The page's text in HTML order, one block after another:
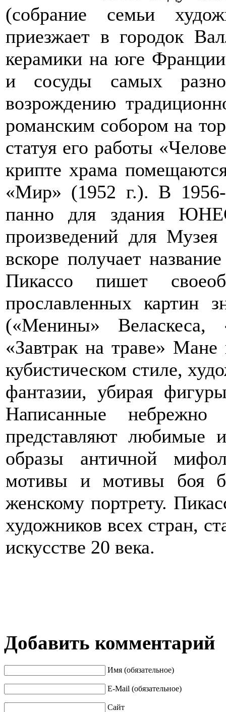
(собрание семьи
приезжает в городок
керамики на юге
и сосуды самых
возрождению
романским собором на
статуя его работы
крипте храма
«Мир» (1952 г.). В 1956-
панно для здания
произведений для
вскоре получает
Пикассо пишет
прославленных картин
(«Менины» Веласкеса,
«Завтрак на траве»
кубистическом стиле,
фантазии, убирая
Написанные небрежно
представляют любимые
образы античной
мотивы и мотивы боя
женскому портрету.
художников всех стран,
искусстве 20 века.
Добавить комментарий
Имя (обязательное)
E-Mail (обязательное)
Сайт